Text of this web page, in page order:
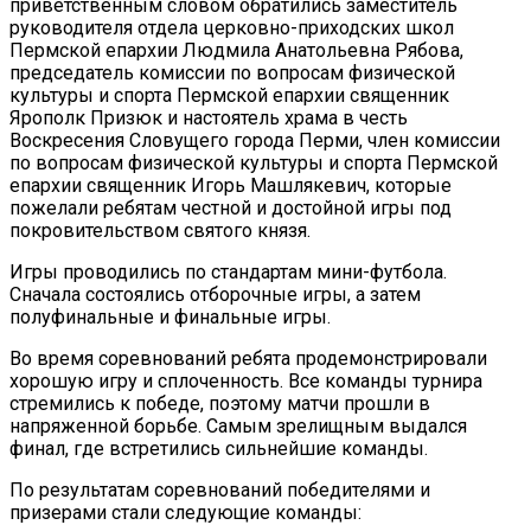
приветственным словом обратились заместитель
руководителя отдела церковно-приходских школ
Пермской епархии Людмила Анатольевна Рябова,
председатель комиссии по вопросам физической
культуры и спорта Пермской епархии священник
Ярополк Призюк и настоятель храма в честь
Воскресения Словущего города Перми, член комиссии
по вопросам физической культуры и спорта Пермской
епархии священник Игорь Машлякевич, которые
пожелали ребятам честной и достойной игры под
покровительством святого князя.
Игры проводились по стандартам мини-футбола.
Сначала состоялись отборочные игры, а затем
полуфинальные и финальные игры.
Во время соревнований ребята продемонстрировали
хорошую игру и сплоченность. Все команды турнира
стремились к победе, поэтому матчи прошли в
напряженной борьбе. Самым зрелищным выдался
финал, где встретились сильнейшие команды.
По результатам соревнований победителями и
призерами стали следующие команды: